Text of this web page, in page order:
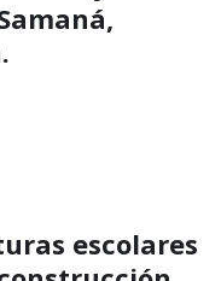
escolares